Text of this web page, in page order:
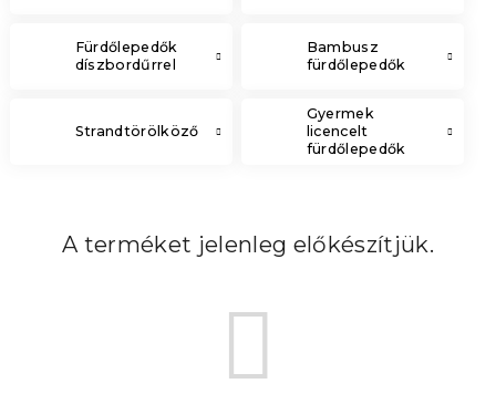
Fürdőlepedők
díszbordűrrel
Bambusz
fürdőlepedők
Strandtörölköző
Gyermek
licencelt
fürdőlepedők
A terméket jelenleg előkészítjük.